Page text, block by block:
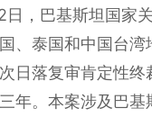
日，巴基斯坦国家
、泰国和中国台
日落复审肯定性
年。本案涉及巴